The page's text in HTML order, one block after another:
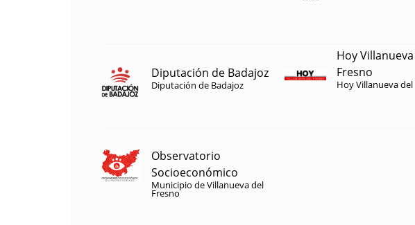
Diputación de Badajoz
Diputación de Badajoz
Hoy
Fresno
Hoy Villanueva del
Observatorio
Socioeconómico
Municipio de Villanueva del
Fresno